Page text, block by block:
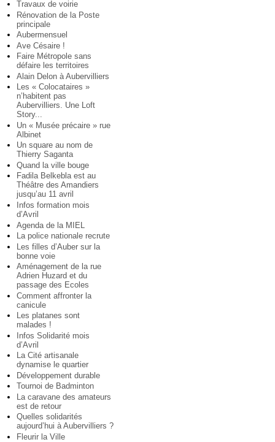
Travaux de voirie
Rénovation de la Poste
principale
Aubermensuel
Ave Césaire !
Faire Métropole sans
défaire les territoires
Alain Delon à Aubervilliers
Les « Colocataires »
n’habitent pas
Aubervilliers. Une Loft
Story...
Un « Musée précaire » rue
Albinet
Un square au nom de
Thierry Saganta
Quand la ville bouge
Fadila Belkebla est au
Théâtre des Amandiers
jusqu’au 11 avril
Infos formation mois
d’Avril
Agenda de la MIEL
La police nationale recrute
Les filles d’Auber sur la
bonne voie
Aménagement de la rue
Adrien Huzard et du
passage des Ecoles
Comment affronter la
canicule
Les platanes sont
malades !
Infos Solidarité mois
d’Avril
La Cité artisanale
dynamise le quartier
Développement durable
Tournoi de Badminton
La caravane des amateurs
est de retour
Quelles solidarités
aujourd’hui à Aubervilliers ?
Fleurir la Ville